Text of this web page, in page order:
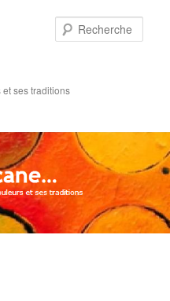
ses traditions